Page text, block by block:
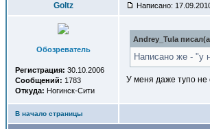
Goltz Написано:
Обозреватель
Регистрация: 30.10.2006
Сообщений: 1783
Откуда: Ногинск-Сити
Andrey_Tula
Написано же - "у
У меня даже тупо не
В начало страницы